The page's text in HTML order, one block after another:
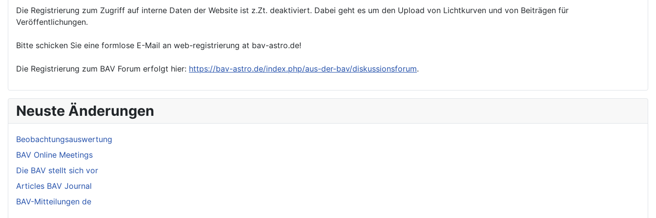
Die Registrierung zum Zugriff auf interne Daten der Website ist z.Zt. deaktiviert. Dabei geht es um den Upload von Lichtkurven und von Beiträgen für
Veröffentlichungen.
Bitte schicken Sie eine formlose E-Mail an web-registrierung at bav-astro.de!
Die Registrierung zum BAV Forum erfolgt hier: https://bav-astro.de/index.php/aus-der-bav/diskussionsforum.
Neuste Änderungen
Beobachtungsauswertung
BAV Online Meetings
Die BAV stellt sich vor
Articles BAV Journal
BAV-Mitteilungen de